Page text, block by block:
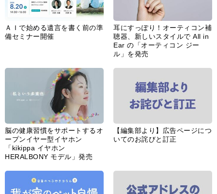
ＡＩで始める遺言を書く前の準
備セミナー開催
耳にすっぽり！オーティコン補
聴器、新しいスタイルで All in
Ear の「オーティコン ジー
ル」を発売
脳の健康習慣をサポートするオ
ープンイヤー型イヤホン
「kikippa イヤホン
HERALBONY モデル」発売
【編集部より】広告ページにつ
いてのお詫びと訂正